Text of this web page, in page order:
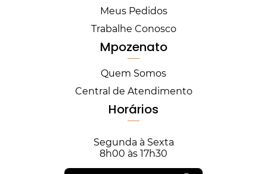
Meus Pedidos
Trabalhe Conosco
Mpozenato
Quem Somos
Central de Atendimento
Horários
Segunda à Sexta
8h00 às 17h30